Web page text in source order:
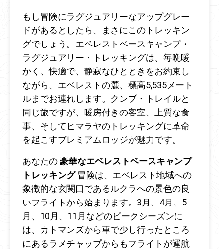
もし冒険にラグジュアリーなアップグレー
ドがあるとしたら、まさにこのトレッキン
グでしょう。エベレストベースキャンプ・
ラグジュアリー・トレッキングは、毎晩暖
かく、快適で、静寂なひとときをお約束し
ながら、エベレストの麓、標高5,535メート
ルまでお連れします。クンブ・トレイルと
同じ旅ですが、暖房付きの客室、上質な食
事、そしてヒマラヤのトレッキングに革命
を起こすプレミアムロッジが魅力です。
あなたの豪華なエベレストベースキャンプ
トレッキング冒険は、エベレスト地域への
象徴的な玄関口であるルクラへの景色の良
いフライトから始まります。3月、4月、5
月、10月、11月などのピークシーズンに
は、カトマンズから車で少し行ったところ
にあるラメチャップからもフライトが運航